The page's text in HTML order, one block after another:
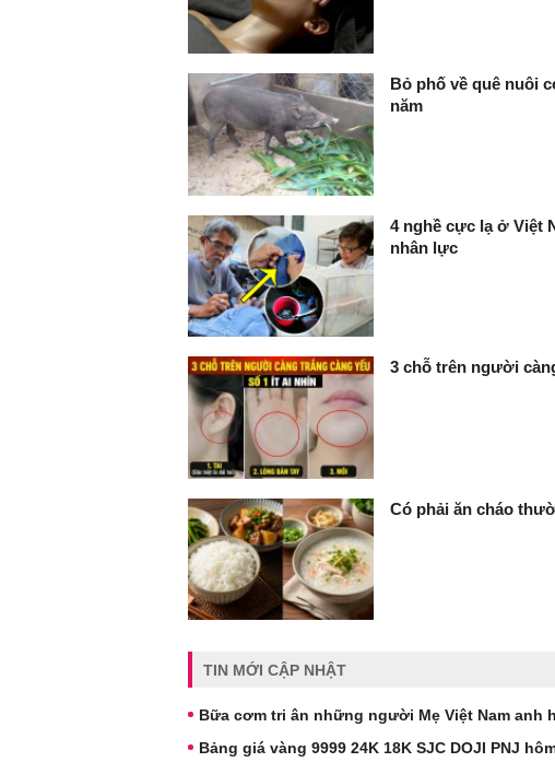
Bỏ phố về quê nuôi
năm
4 nghề cực lạ ở Việt
nhân lực
3 chỗ trên người
Có phải ăn cháo
TIN MỚI CẬP NHẬT
Bữa cơm tri ân những người Mẹ Việt Nam anh
Bảng giá vàng 9999 24K 18K SJC DOJI PNJ